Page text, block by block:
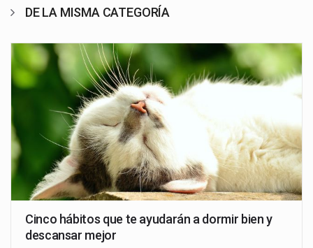
DE LA MISMA CATEGORÍA
Cinco hábitos que te ayudarán a dormir bien y
descansar mejor